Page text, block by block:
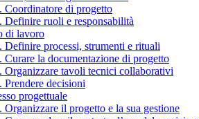
Coordinatore di progetto
Definire ruoli e responsabilità
di lavoro
Definire processi, strumenti e rituali
Curare la documentazione di progetto
Organizzare tavoli tecnici collaborativi
Prendere decisioni
progettuale
Organizzare il progetto e la sua gestione